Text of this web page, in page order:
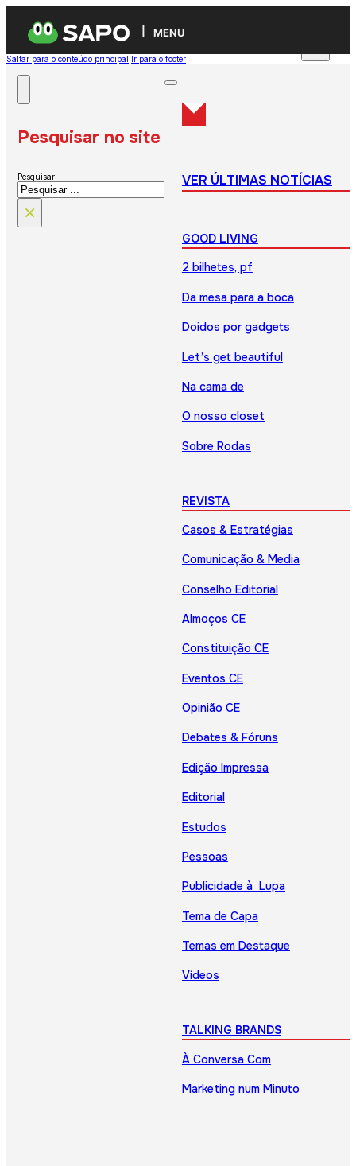
MENU
Saltar para o conteúdo principal Ir para o footer
Pesquisar no site
Pesquisar
×
VER ÚLTIMAS NOTÍCIAS
GOOD LIVING
2 bilhetes, pf
Da mesa para a boca
Doidos por gadgets
Let’s get beautiful
Na cama de
O nosso closet
Sobre Rodas
REVISTA
Casos & Estratégias
Comunicação & Media
Conselho Editorial
Almoços CE
Constituição CE
Eventos CE
Opinião CE
Debates & Fóruns
Edição Impressa
Editorial
Estudos
Pessoas
Publicidade à Lupa
Tema de Capa
Temas em Destaque
Vídeos
TALKING BRANDS
À Conversa Com
Marketing num Minuto